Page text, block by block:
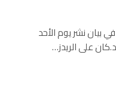
بيان نشر يوم الأحد
على الريدز…